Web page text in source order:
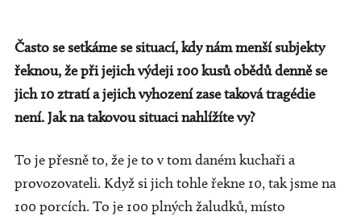
Často se setkáme se situací, kdy nám menší subjekty
řeknou, že při jejich výdeji 100 kusů obědů denně se
jich 10 ztratí a jejich vyhození zase taková tragédie
není. Jak na takovou situaci nahlížíte vy?
To je přesně to, že je to v tom daném kuchaři a
provozovateli. Když si jich tohle řekne 10, tak jsme na
100 porcích. To je 100 plných žaludků, místo